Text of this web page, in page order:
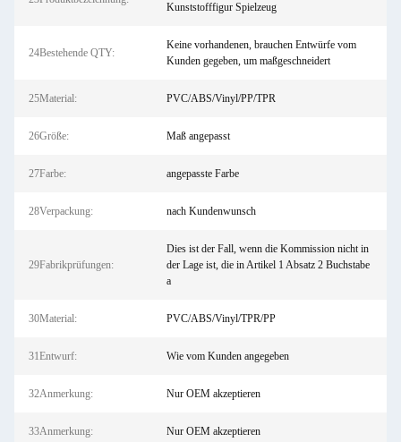
Kunststofffigur Spielzeug
24Bestehende QTY:
Keine vorhandenen, brauchen Entwürfe vom
Kunden gegeben, um maßgeschneidert
25Material: PVC/ABS/Vinyl/PP/TPR
26Größe: Maß angepasst
27Farbe: angepasste Farbe
28Verpackung: nach Kundenwunsch
29Fabrikprüfungen:
Dies ist der Fall, wenn die Kommission nicht in
der Lage ist, die in Artikel 1 Absatz 2 Buchstabe
a
30Material: PVC/ABS/Vinyl/TPR/PP
31Entwurf: Wie vom Kunden angegeben
32Anmerkung: Nur OEM akzeptieren
33Anmerkung: Nur OEM akzeptieren